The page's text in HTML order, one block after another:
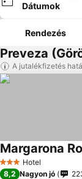
Dátumok
Rendezés
Preveza
A jutalékfizetés
3 Kategória
Hotel
Margarona
8,2 Nagyon jó